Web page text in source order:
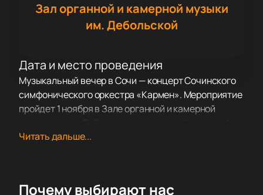
Зал органной и камерной музыки
им. Дебольской
Дата и место проведения
Музыкальный вечер в Сочи — концерт Сочинского
симфонического оркестра «Кармен». Мероприятие
пройдет 1 ноября в Зале органной и камерной
проспект, дом 32/1.
«Арлезианка» Жоржа Бизе и «Кармен-сюита»
Читать дальше...
Почему выбирают нас